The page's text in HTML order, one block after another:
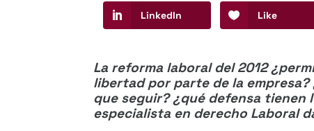
LinkedIn Like
La reforma laboral del 2012
libertad por parte de la
que seguir? ¿qué defensa tienen
especialista en derecho Laboral